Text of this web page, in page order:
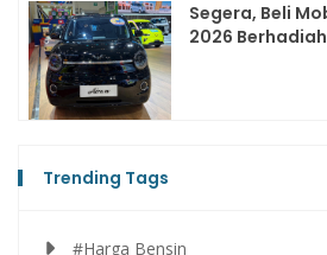
Segera, Beli
2026
Trending Tags
#Harga Bensin